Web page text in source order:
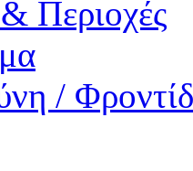
Περιοχές
/